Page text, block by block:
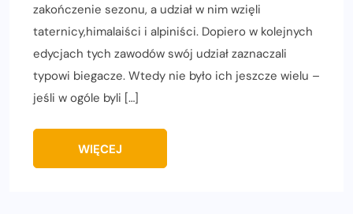
zakończenie sezonu, a udział w nim wzięli
taternicy,himalaiści i alpiniści. Dopiero w kolejnych
edycjach tych zawodów swój udział zaznaczali
typowi biegacze. Wtedy nie było ich jeszcze wielu –
jeśli w ogóle byli […]
WIĘCEJ